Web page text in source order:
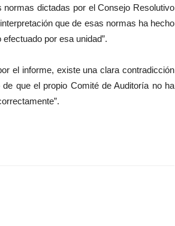
dictadas por el Consejo Resolutivo
que de esas normas ha hecho
por esa unidad”.
el informe, existe una clara contradicción
que el propio Comité de Auditoría no ha